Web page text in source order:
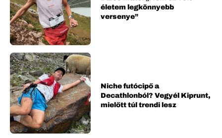
életem legkönnyebb
versenye”
Niche futócipő a
Decathlonból? Vegyél Kiprunt,
mielőtt túl trendi lesz